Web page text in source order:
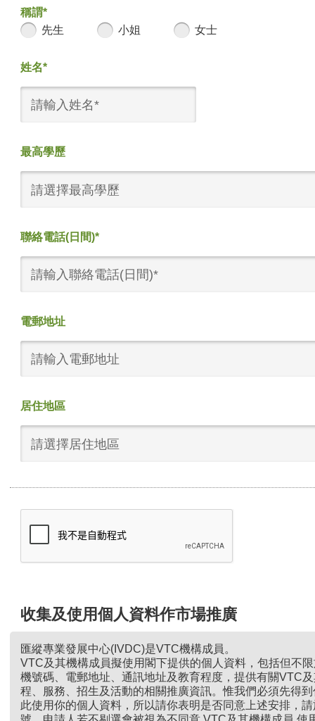
稱謂*
先生
小姐 女士
姓名*
最高學歷
請選擇最高學歷
聯絡電話(日間)*
電郵地址
居住地區
請選擇居住地區
收集及使用個人資料作市場推廣
匯縱專業發展中心(IVDC)是VTC機構成員。
VTC及其機構成員擬使用閣下提供的個人資料，包括但不
機號碼、電郵地址、通訊地址及教育程度，提供有關VTC
程、服務、招生及活動的相關推廣資訊。惟我們必須先得
此使用你的個人資料，所以請你表明是否同意上述安排，